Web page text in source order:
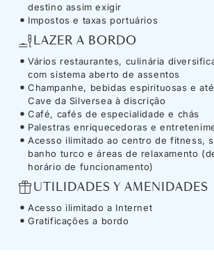
destino assim exigir
Impostos e taxas portuários
LAZER A BORDO
Vários restaurantes, culinária
com sistema aberto de assentos
Champanhe, bebidas espirituosas e
Cave da Silversea à discrição
Café, cafés de especialidade e chás
Palestras enriquecedoras e
Acesso ilimitado ao centro de fitness,
banho turco e áreas de relaxamento
horário de funcionamento)
UTILIDADES Y AMENIDADES
Acesso ilimitado a Internet
Gratificações a bordo